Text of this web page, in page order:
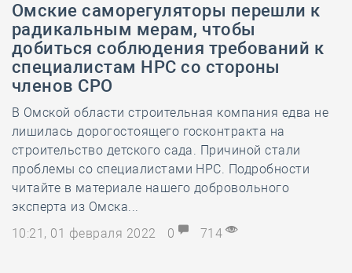
Омские саморегуляторы перешли к
радикальным мерам, чтобы
добиться соблюдения требований к
специалистам НРС со стороны
членов СРО
В Омской области строительная компания едва не
лишилась дорогостоящего госконтракта на
строительство детского сада. Причиной стали
проблемы со специалистами НРС. Подробности
читайте в материале нашего добровольного
эксперта из Омска...
10:21, 01 февраля 2022
0 714